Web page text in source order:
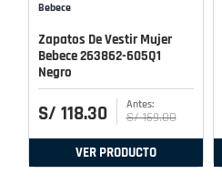
Bebece
Zapatos De Vestir Mujer
Bebece 263862-605Q1
Negro
S/ 118.30 S/ 169.00
VER PRODUCTO